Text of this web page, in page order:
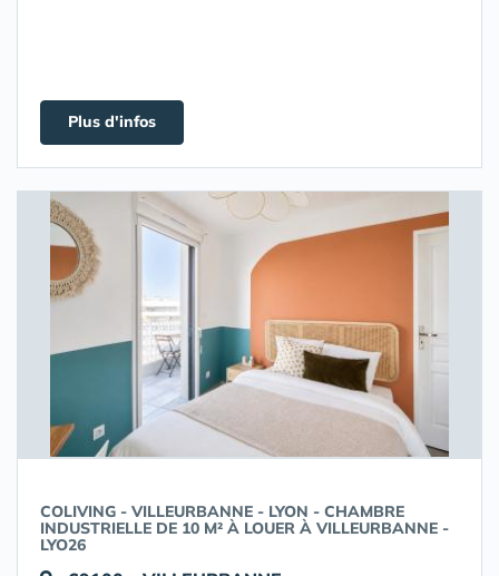
Plus d'infos
COLIVING - VILLEURBANNE - LYON - CHAMBRE
INDUSTRIELLE DE 10 M² À LOUER À VILLEURBANNE -
LYO26